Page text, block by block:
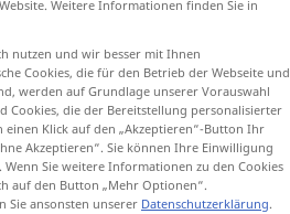
Weitere Informationen finden Sie in
nutzen und wir besser mit Ihnen
Cookies, die für den Betrieb der Webseite und
werden auf Grundlage unserer Vorauswahl
Cookies, die der Bereitstellung personalisierter
Klick auf den „Akzeptieren“-Button Ihr
Akzeptieren“. Sie können Ihre Einwilligung
Sie weitere Informationen zu den Cookies
auf den Button „Mehr Optionen“.
Sie ansonsten unserer Datenschutzerklärung.